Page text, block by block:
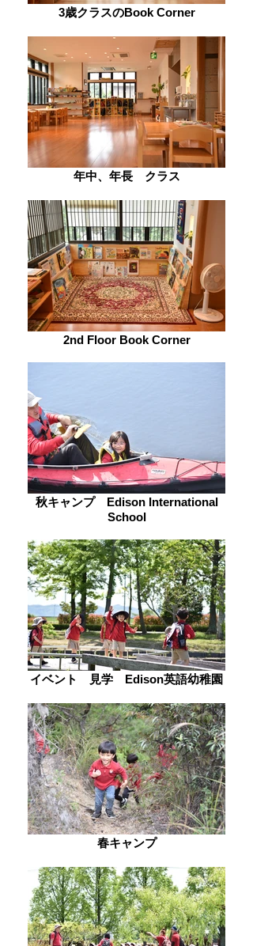
3歳クラスのBook Corner
年中、年長 クラス
2nd Floor Book Corner
秋キャンプ Edison International
School
イベント 見学 Edison英語幼稚園
春キャンプ